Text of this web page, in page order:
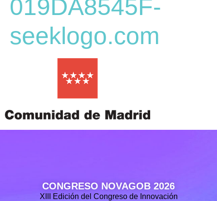
019DA8545F-
seeklogo.com
CONGRESO NOVAGOB 2026
XIII Edición del Congreso de Innovación